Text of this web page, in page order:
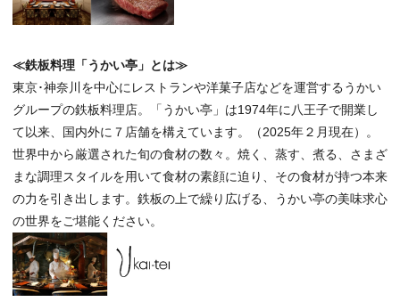
≪鉄板料理「うかい亭」とは≫
東京･神奈川を中心にレストランや洋菓子店などを運営するうかい
グループの鉄板料理店。「うかい亭」は1974年に八王子で開業し
て以来、国内外に７店舗を構えています。（2025年２月現在）。
世界中から厳選された旬の食材の数々。焼く、蒸す、煮る、さまざ
まな調理スタイルを用いて食材の素顔に迫り、その食材が持つ本来
の力を引き出します。鉄板の上で繰り広げる、うかい亭の美味求心
の世界をご堪能ください。